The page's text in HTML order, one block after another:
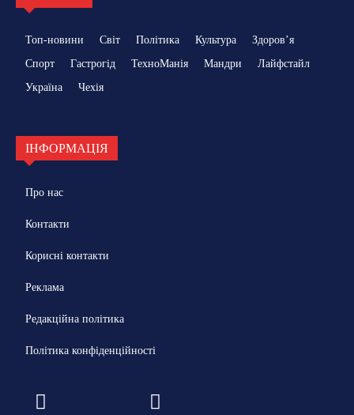
Топ-новини Світ Політика Культура
Здоровʼя
Спорт
Гастрогід ТехноМанія Мандри
Лайфстайл
Україна
Чехія
ІНФОРМАЦІЯ
Про нас
Контакти
Корисні контакти
Реклама
Редакційна політика
Політика конфіденційності